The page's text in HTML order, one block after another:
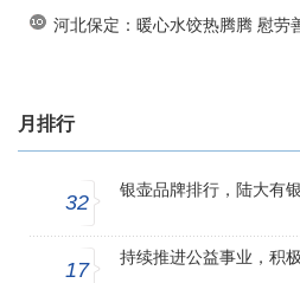
河北保定：暖心水饺热腾腾 慰劳
月排行
32
银壶品牌排行，陆大有
17
持续推进公益事业，积